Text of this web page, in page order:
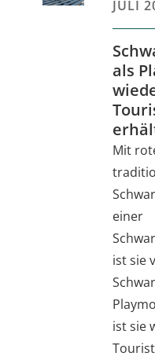
JULI
als
Mit
einer
ist sie
ist sie